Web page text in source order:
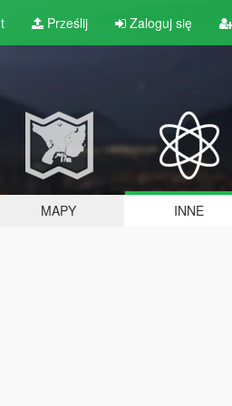
Prześlij Zaloguj się
MAPY INNE